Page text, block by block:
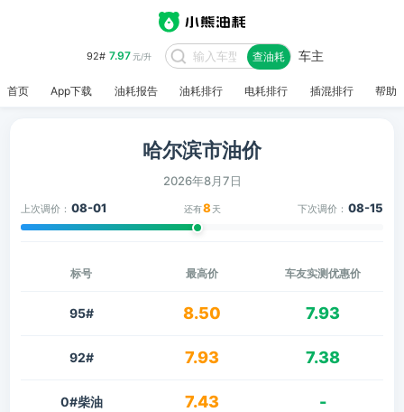
92# 7.97元/升 查油耗 车主
首页 App下载 油耗报告 油耗排行 电耗排行 插混排行 帮助
哈尔滨市油价
2026年8月7日
上次调价： 08-01 还有8 天 下次调价： 08-15
标号 最高价 车友实测优惠价
95# 8.50 7.93
92# 7.93 7.38
0#柴油 7.43 -